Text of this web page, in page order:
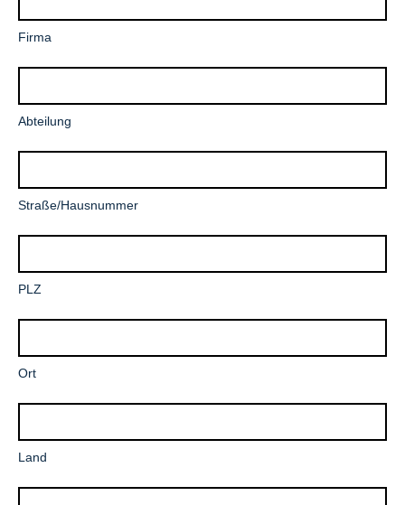
Pflichtfeld
Firma
Abteilung
Pflichtfeld
Straße/Hausnummer
Pflichtfeld
PLZ
Pflichtfeld
Ort
Pflichtfeld
Land